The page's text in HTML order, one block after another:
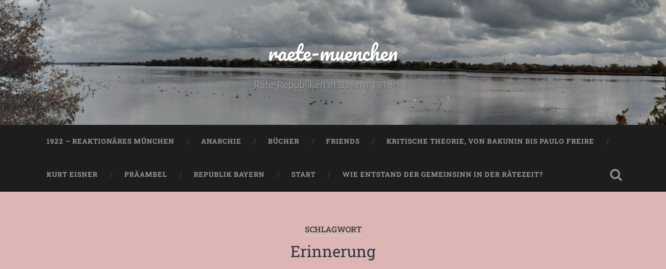
raete-muenchen
Räte-Republiken in Bayern 1918-19 -
1922 – REAKTIONÄRES MÜNCHEN ANARCHIE BÜCHER FRIENDS KRITISCHE THEORIE, VON BAKUNIN BIS PAULO FREIRE
KURT EISNER PRÄAMBEL REPUBLIK BAYERN START WIE ENTSTAND DER GEMEINSINN IN DER RÄTEZEIT?
SCHLAGWORT
Erinnerung